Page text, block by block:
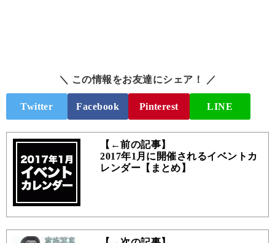
＼ この情報をお友達にシェア！ ／
Twitter Facebook Pinterest LINE
【←前の記事】
2017年1月に開催されるイベントカ
レンダー【まとめ】